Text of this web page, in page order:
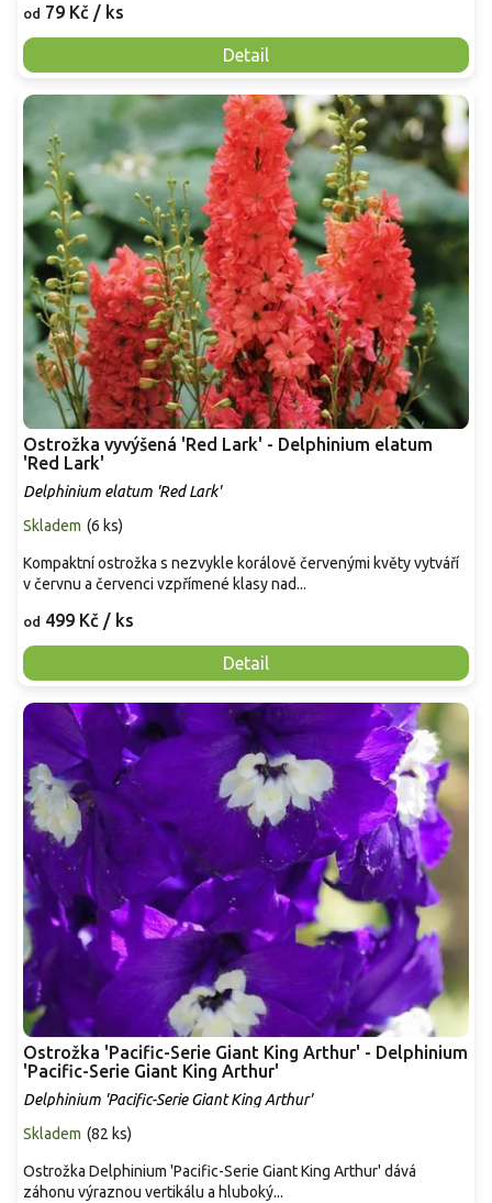
od 79 Kč / ks
Detail
Ostrožka vyvýšená 'Red Lark' - Delphinium elatum
'Red Lark'
Delphinium elatum 'Red Lark'
Skladem (6 ks)
od 499 Kč / ks
Detail
Kompaktní ostrožka s nezvykle korálově červenými květy vytváří
v červnu a červenci vzpřímené klasy nad...
Ostrožka 'Pacific-Serie Giant King Arthur' - Delphinium
'Pacific-Serie Giant King Arthur'
Delphinium 'Pacific-Serie Giant King Arthur'
Skladem (82 ks)
Ostrožka Delphinium 'Pacific-Serie Giant King Arthur' dává
záhonu výraznou vertikálu a hluboký...